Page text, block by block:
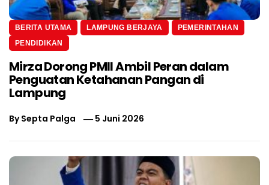
BERITA UTAMA LAMPUNG BERJAYA
PEMERINTAHAN
PENDIDIKAN
Mirza Dorong PMII Ambil Peran dalam
Penguatan Ketahanan Pangan di
Lampung
BySepta Palga 5 Juni 2026